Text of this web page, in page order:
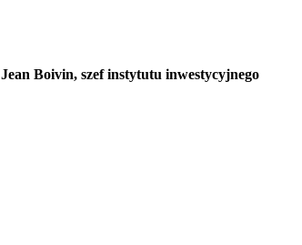
Jean Boivin, szef instytutu inwestycyjnego